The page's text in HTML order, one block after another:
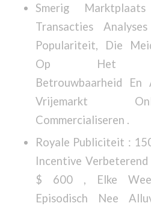
Smerig
Transacties
Populariteit, Die
Op Het
Betrouwbaarheid
Vrijemarkt
Commercialiseren .
Royale Publiciteit :
Incentive
$ 600 , Elke
Episodisch Nee